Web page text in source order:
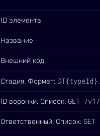
ID элемента
Название
Внешний код
Стадия. Формат:
ID воронки. Список: GET /
Ответственный. Список: